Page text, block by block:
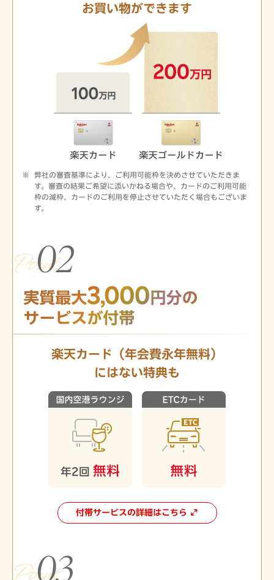
お買い物ができます
弊社の審査基準により、ご利用可能枠を決めさせていただきま
す。審査の結果ご希望に添いかねる場合や、カードのご利用可能
枠の減枠、カードのご利用を停止させていただく場合もございま
す。
楽天カード（年会費永年無料）
にはない特典も
付帯サービスの詳細はこちら